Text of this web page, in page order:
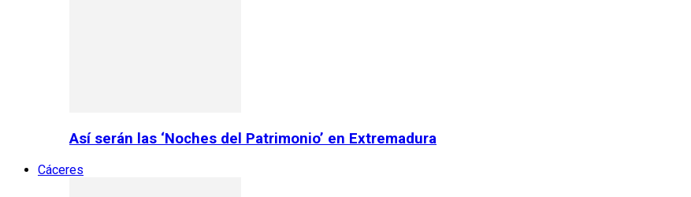
Así serán las ‘Noches del Patrimonio’ en Extremadura
Cáceres